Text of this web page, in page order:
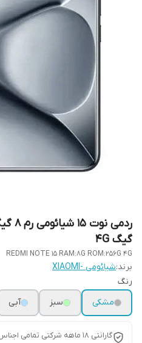
گیگ 4G
REDMI NOTE 15 RAM:8G ROM:256G 4G
برند:شیائومی -XIAOMI
رنگ
مشکی
سبز آبی
گارانتی ۱۸ ماهه شرکتی